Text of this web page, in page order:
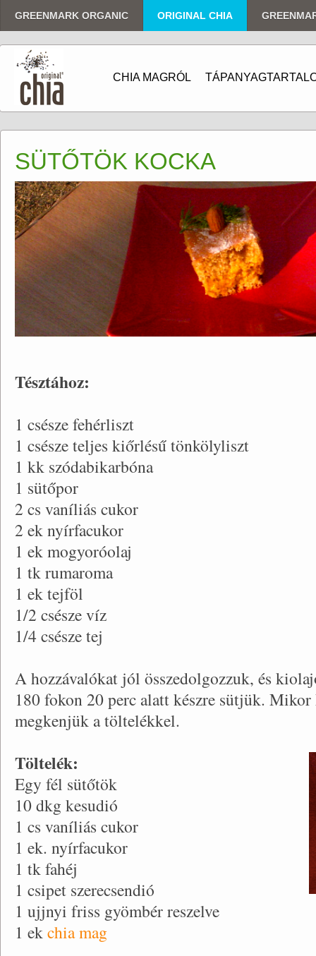
GREENMARK ORGANIC ORIGINAL CHIA
CHIA MAGRÓL
SÜTŐTÖK KOCKA
Tésztához:
1 csésze fehérliszt
1 csésze teljes kiőrlésű tönkölyliszt
1 kk szódabikarbóna
1 sütőpor
2 cs vaníliás cukor
2 ek nyírfacukor
1 ek mogyoróolaj
1 tk rumaroma
1 ek tejföl
1/2 csésze víz
1/4 csésze tej
A hozzávalókat jól összedolgozzuk, és
180 fokon 20 perc alatt készre sütjük.
megkenjük a töltelékkel.
Töltelék:
Egy fél sütőtök
10 dkg kesudió
1 cs vaníliás cukor
1 ek. nyírfacukor
1 tk fahéj
1 csipet szerecsendió
1 ujjnyi friss gyömbér reszelve
1 ekchia mag